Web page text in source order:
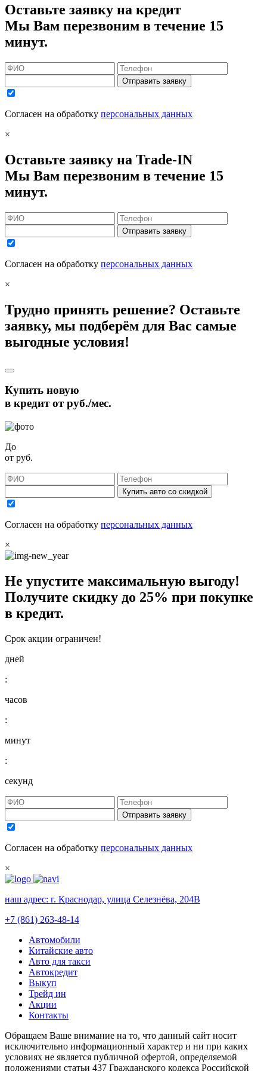
Оставьте заявку на кредит
Мы Вам перезвоним в течение 15
минут.
Отправить заявку
Согласен на обработку персональных данных
×
Оставьте заявку на Trade-IN
Мы Вам перезвоним в течение 15
минут.
Отправить заявку
Согласен на обработку персональных данных
×
Трудно принять решение? Оставьте
заявку, мы подберём для Вас самые
выгодные условия!
Купить новую
в кредит отруб./мес.
До
от руб.
Купить авто со скидкой
Согласен на обработку персональных данных
×
Не упустите максимальную выгоду!
Получите скидку до 25% при покупке
в кредит.
Срок акции ограничен!
дней
:
часов
:
минут
:
секунд
Отправить заявку
Согласен на обработку персональных данных
×
наш адрес: г. Краснодар, улица Селезнёва, 204В
+7 (861) 263-48-14
Автомобили
Китайские авто
Авто для такси
Автокредит
Выкуп
Трейд ин
Акции
Контакты
Обращаем Ваше внимание на то, что данный сайт носит
исключительно информационный характер и ни при каких
условиях не является публичной офертой, определяемой
положениями статьи 437 Гражданского кодекса Российской